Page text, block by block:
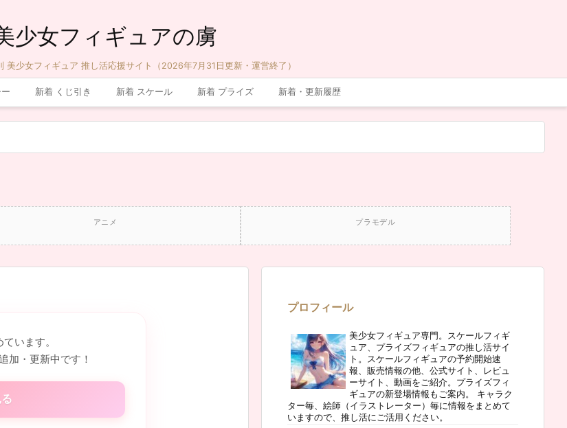
少女フィギュアの虜
美少女フィギュア 推し活応援サイト（2026年7月31日更新・運営終了）
新着 くじ引き 新着 スケール 新着 プライズ 新着・更新履歴
アニメ プラモデル
います。
加・更新中です！
プロフィール
美少女フィギュア専門。スケールフィギ
ュア、プライズフィギュアの推し活サイ
ト。スケールフィギュアの予約開始速
報、販売情報の他、公式サイト、レビュ
ーサイト、動画をご紹介。プライズフィ
ギュアの新登場情報もご案内。 キャラク
ター毎、絵師（イラストレーター）毎に情報をまとめて
いますので、推し活にご活用ください。